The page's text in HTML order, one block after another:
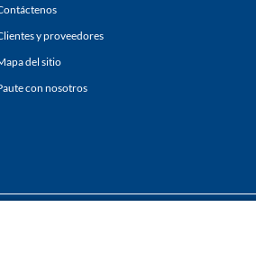
y proveedores
del sitio
con nosotros
idioma sin autorización escrita de su titular.